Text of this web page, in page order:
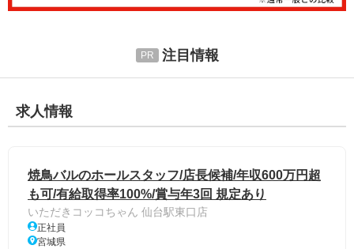
注目情報
求人情報
焼鳥バルのホールスタッフ/店長候補/年収600万円超
も可/有給取得率100%/賞与年3回 規定あり
いただきコッコちゃん 仙台駅東口店
正社員
宮城県